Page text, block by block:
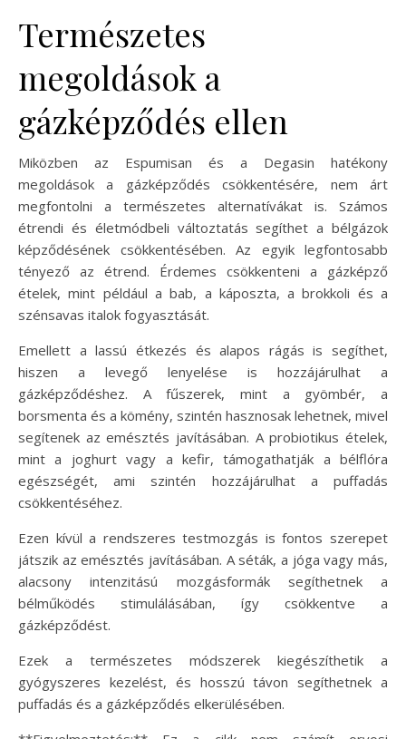
Természetes
megoldások a
gázképződés ellen
Miközben az Espumisan és a Degasin hatékony
megoldások a gázképződés csökkentésére, nem árt
megfontolni a természetes alternatívákat is. Számos
étrendi és életmódbeli változtatás segíthet a bélgázok
képződésének csökkentésében. Az egyik legfontosabb
tényező az étrend. Érdemes csökkenteni a gázképző
ételek, mint például a bab, a káposzta, a brokkoli és a
szénsavas italok fogyasztását.
Emellett a lassú étkezés és alapos rágás is segíthet,
hiszen a levegő lenyelése is hozzájárulhat a
gázképződéshez. A fűszerek, mint a gyömbér, a
borsmenta és a kömény, szintén hasznosak lehetnek, mivel
segítenek az emésztés javításában. A probiotikus ételek,
mint a joghurt vagy a kefir, támogathatják a bélflóra
egészségét, ami szintén hozzájárulhat a puffadás
csökkentéséhez.
Ezen kívül a rendszeres testmozgás is fontos szerepet
játszik az emésztés javításában. A séták, a jóga vagy más,
alacsony intenzitású mozgásformák segíthetnek a
bélműködés stimulálásában, így csökkentve a
gázképződést.
Ezek a természetes módszerek kiegészíthetik a
gyógyszeres kezelést, és hosszú távon segíthetnek a
puffadás és a gázképződés elkerülésében.